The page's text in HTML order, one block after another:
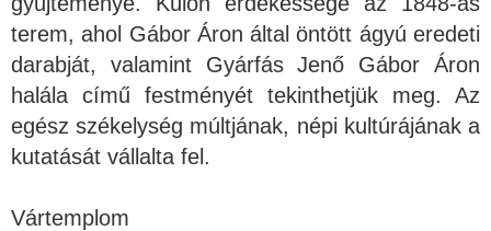
terem, ahol Gábor Áron által öntött ágyú eredeti
darabját, valamint Gyárfás Jenő Gábor Áron
halála című festményét tekinthetjük meg. Az
egész székelység múltjának, népi kultúrájának a
kutatását vállalta fel.
Vártemplom